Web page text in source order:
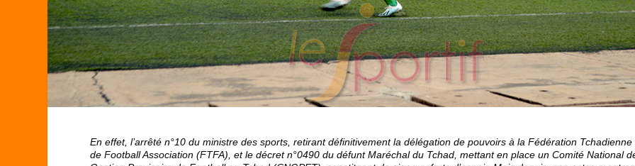
En effet, l’arrêté n°10 du ministre des sports, retirant définitivement la délégation de pouvoirs à la Fédération Tchadienne
de Football Association (FTFA), et le décret n°0490 du défunt Maréchal du Tchad, mettant en place un Comité National